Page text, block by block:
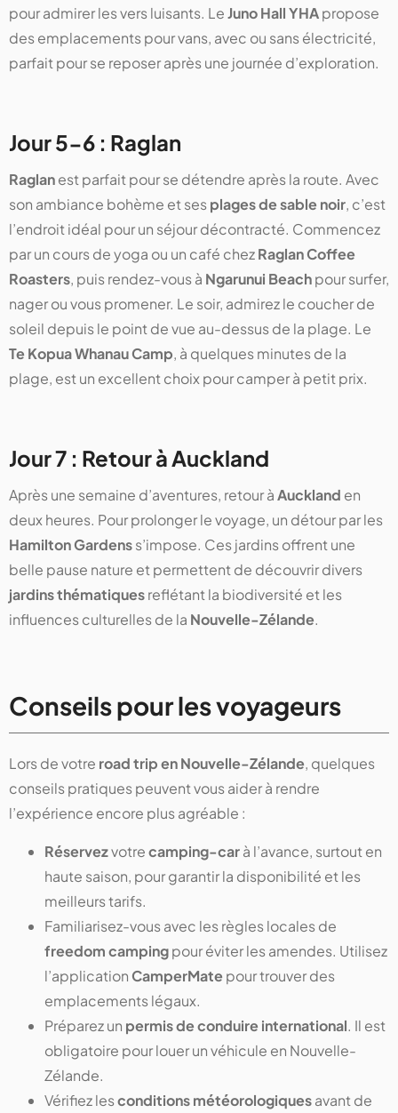
pour admirer les vers luisants. LeJuno Hall YHApropose
des emplacements pour vans, avec ou sans électricité,
parfait pour se reposer après une journée d’exploration.
Jour 5-6 : Raglan
Raglanest parfait pour se détendre après la route. Avec
son ambiance bohème et sesplages de sable noir, c’est
l’endroit idéal pour un séjour décontracté. Commencez
par un cours de yoga ou un café chezRaglan Coffee
Roasters, puis rendez-vous à Ngarunui Beachpour surfer,
nager ou vous promener. Le soir, admirez le coucher de
soleil depuis le point de vue au-dessus de la plage. Le
Te Kopua Whanau Camp, à quelques minutes de la
plage, est un excellent choix pour camper à petit prix.
Jour 7 : Retour à Auckland
Après une semaine d’aventures, retour àAuckland en
deux heures. Pour prolonger le voyage, un détour par les
Hamilton Gardenss’impose. Ces jardins offrent une
belle pause nature et permettent de découvrir divers
jardins thématiquesreflétant la biodiversité et les
influences culturelles de la Nouvelle-Zélande.
Conseils pour les voyageurs
Lors de votre road trip en Nouvelle-Zélande, quelques
conseils pratiques peuvent vous aider à rendre
l’expérience encore plus agréable :
Réservezvotrecamping-carà l’avance, surtout en
haute saison, pour garantir la disponibilité et les
meilleurs tarifs.
Familiarisez-vous avec les règles locales de
freedom campingpour éviter les amendes. Utilisez
l’application CamperMatepour trouver des
emplacements légaux.
Préparez un permis de conduire international. Il est
obligatoire pour louer un véhicule en Nouvelle-
Zélande.
Vérifiez lesconditions météorologiquesavant de